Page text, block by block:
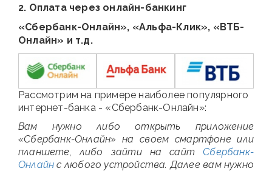
2. Оплата через онлайн-банкинг
«Сбербанк-Онлайн», «Альфа-Клик», «ВТБ-
Онлайн» и т.д.
Рассмотрим на примере наиболее популярного
интернет-банка - «Сбербанк-Онлайн»:
Вам нужно либо открыть приложение
«Сбербанк-Онлайн» на своем смартфоне или
планшете, либо зайти на сайтСбербанк-
Онлайн с любого устройства. Далее вам нужно